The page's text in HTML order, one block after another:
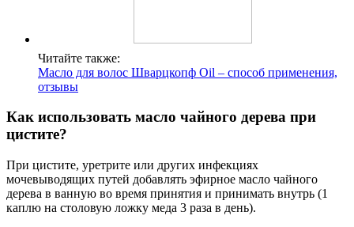
Читайте также:
Масло для волос Шварцкопф Oil – способ применения,
отзывы
Как использовать масло чайного дерева при
цистите?
При цистите, уретрите или других инфекциях
мочевыводящих путей добавлять эфирное масло чайного
дерева в ванную во время принятия и принимать внутрь (1
каплю на столовую ложку меда 3 раза в день).